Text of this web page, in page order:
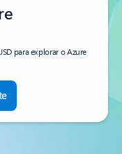
para explorar o Azure